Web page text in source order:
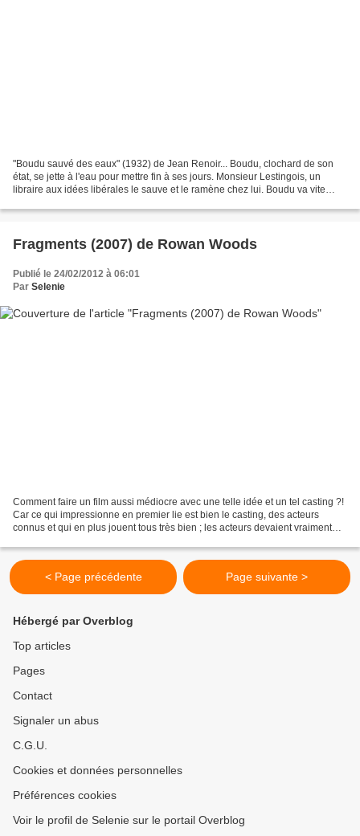
"Boudu sauvé des eaux" (1932) de Jean Renoir... Boudu, clochard de son
état, se jette à l'eau pour mettre fin à ses jours. Monsieur Lestingois, un
libraire aux idées libérales le sauve et le ramène chez lui. Boudu va vite
Fragments (2007) de Rowan Woods
Publié le 24/02/2012 à 06:01
Par Selenie
Comment faire un film aussi médiocre avec une telle idée et un tel casting ?!
Car ce qui impressionne en premier lie est bien le casting, des acteurs
connus et qui en plus jouent tous très bien ; les acteurs devaient vraiment
< Page précédente Page suivante >
Hébergé par Overblog
Top articles
Pages
Contact
Signaler un abus
C.G.U.
Cookies et données personnelles
Préférences cookies
Voir le profil de Selenie sur le portail Overblog